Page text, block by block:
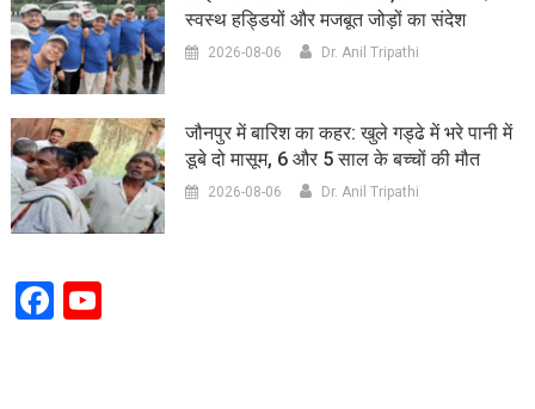
स्वस्थ हड्डियों और मजबूत जोड़ों का संदेश
2026-08-06 Dr. Anil Tripathi
जौनपुर में बारिश का कहर: खुले गड्ढे में भरे पानी में
डूबे दो मासूम, 6 और 5 साल के बच्चों की मौत
2026-08-06 Dr. Anil Tripathi
Facebook
YouTube